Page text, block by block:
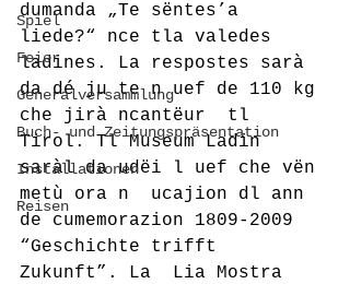
Spiel
Feier
Generalversammlung
Buch- und Zeitungspräsentation
Installationen
Reisen
dumanda „Te sëntes’a
liede?“ nce tla valedes
ladines. La respostes sarà
da dé ju te n uef de 110 kg
che jirà ncantëur  tl
Tirol. Tl Museum Ladin
saràl da udëi l uef che vën
metù ora n  ucajion dl ann
de cumemorazion 1809-2009
“Geschichte trifft
Zukunft”. La  Lia Mostra